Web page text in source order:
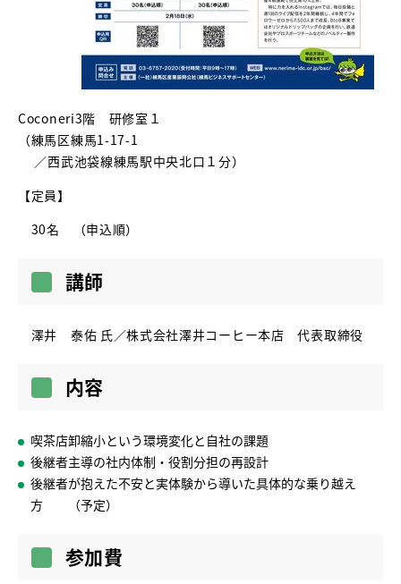
Coconeri3階 研修室１
（練馬区練馬1-17-1
／西武池袋線練馬駅中央北口１分）
【定員】
30名 （申込順）
講師
澤井 泰佑 氏／株式会社澤井コーヒー本店 代表取締役
内容
喫茶店卸縮⼩という環境変化と⾃社の課題
後継者主導の社内体制・役割分担の再設計
後継者が抱えた不安と実体験から導いた具体的な乗り越え
⽅ （予定）
参加費